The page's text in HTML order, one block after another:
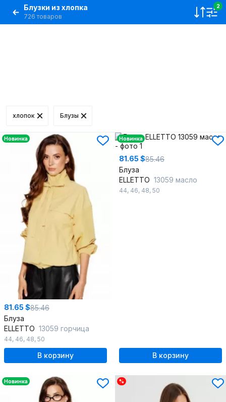
Блузки из хлопка
726 товаров
2
хлопок Блузы
Новинка
81.65 $85.46
Блуза
ELLETTO 13059 горчица
44, 46, 48, 50
В корзину
Новинка
81.65 $85.46
Блуза
ELLETTO 13059 масло
44, 46, 48, 50
В корзину
Новинка %